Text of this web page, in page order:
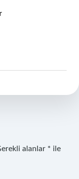
alanlar * ile